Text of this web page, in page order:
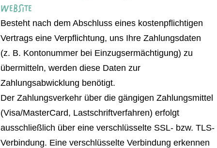
Website
Besteht nach dem Abschluss eines kostenpflichtigen
Vertrags eine Verpflichtung, uns Ihre Zahlungsdaten
(z. B. Kontonummer bei Einzugsermächtigung) zu
übermitteln, werden diese Daten zur
Zahlungsabwicklung benötigt.
Der Zahlungsverkehr über die gängigen Zahlungsmittel
(Visa/MasterCard, Lastschriftverfahren) erfolgt
ausschließlich über eine verschlüsselte SSL- bzw. TLS-
Verbindung. Eine verschlüsselte Verbindung erkennen